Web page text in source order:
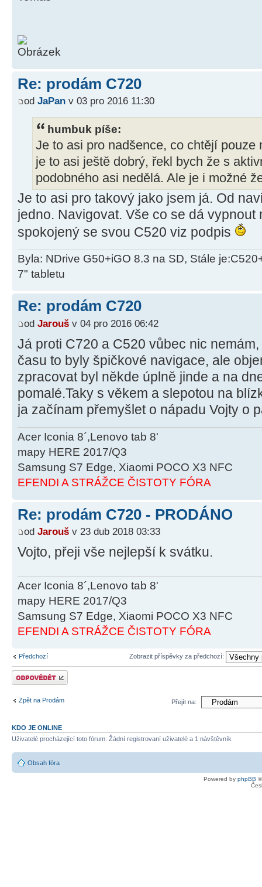
Re: prodám C720
od JaPan v 03 pro 2016 11:30
humbuk píše:
Je to asi pro nadšence, co chtějí pouze
je to asi ještě dobrý, řekl bych že s
podobného asi nedělá. Ale je i možné
Je to asi pro takový jako jsem já. Od
jedno. Navigovat. Vše co se dá vypnout
spokojený se svou C520 viz podpis
Byla: NDrive G50+iGO 8.3 na SD, Stále
7" tabletu
Re: prodám C720
od Jarouš v 04 pro 2016 06:42
Já proti C720 a C520 vůbec nic
času to byly špičkové navigace, ale
zpracovat byl někde úplně jinde a na
pomalé.Taky s věkem a slepotou na
ja začínam přemyšlet o nápadu Vojty o
Acer Iconia 8´,Lenovo tab 8'
mapy HERE 2017/Q3
Samsung S7 Edge, Xiaomi POCO X3 NFC
EFENDI A STRÁŽCE ČISTOTY FÓRA
Re: prodám C720 - PRODÁNO
od Jarouš v 23 dub 2018 03:33
Vojto, přeji vše nejlepší k svátku.
Acer Iconia 8´,Lenovo tab 8'
mapy HERE 2017/Q3
Samsung S7 Edge, Xiaomi POCO X3 NFC
EFENDI A STRÁŽCE ČISTOTY FÓRA
Předchozí Zobrazit příspěvky za předchozí:
Odeslat odpověď
Zpět na Prodám Přejít na:
KDO JE ONLINE
Uživatelé procházející toto fórum: Žádní registrovaní uživatelé a 1 návštěvník
Obsah fóra
Powered by phpBB